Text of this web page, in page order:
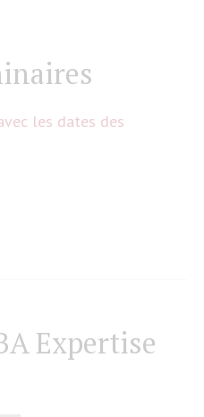
les dates des
Expertise